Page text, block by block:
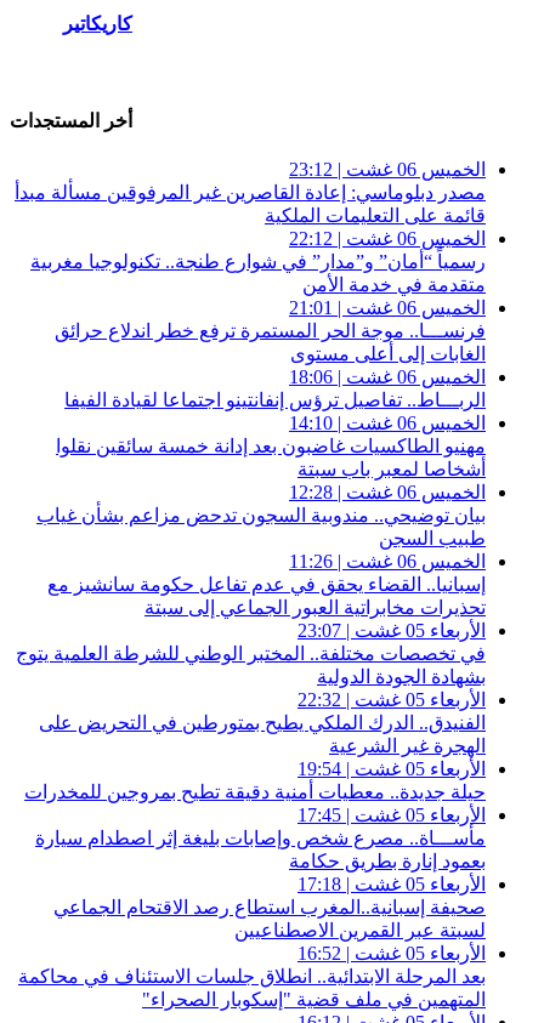
المزيد كاريكاتير
أخر المستجدات
الخميس 06 غشت | 23:12
مصدر دبلوماسي: إعادة القاصرين غير المرفوقين مسألة مبدأ
قائمة على التعليمات الملكية
الخميس 06 غشت | 22:12
رسمياً “أمان” و”مدار” في شوارع طنجة.. تكنولوجيا مغربية
متقدمة في خدمة الأمن
الخميس 06 غشت | 21:01
فرنســـا.. موجة الحر المستمرة ترفع خطر اندلاع حرائق
الغابات إلى أعلى مستوى
الخميس 06 غشت | 18:06
الربـــاط.. تفاصيل ترؤس إنفانتينو اجتماعا لقيادة الفيفا
الخميس 06 غشت | 14:10
مهنيو الطاكسيات غاضبون بعد إدانة خمسة سائقين نقلوا
أشخاصا لمعبر باب سبتة
الخميس 06 غشت | 12:28
بيان توضيحي.. مندوبية السجون تدحض مزاعم بشأن غياب
طبيب السجن
الخميس 06 غشت | 11:26
إسبانيا.. القضاء يحقق في عدم تفاعل حكومة سانشيز مع
تحذيرات مخابراتية العبور الجماعي إلى سبتة
الأربعاء 05 غشت | 23:07
في تخصصات مختلفة.. المختبر الوطني للشرطة العلمية يتوج
بشهادة الجودة الدولية
الأربعاء 05 غشت | 22:32
الفنيدق.. الدرك الملكي يطيح بمتورطين في التحريض على
الهجرة غير الشرعية
الأربعاء 05 غشت | 19:54
حيلة جديدة.. معطيات أمنية دقيقة تطيح بمروجين للمخدرات
الأربعاء 05 غشت | 17:45
مأســـاة.. مصرع شخص وإصابات بليغة إثر اصطدام سيارة
بعمود إنارة بطريق حكامة
الأربعاء 05 غشت | 17:18
صحيفة إسبانية..المغرب استطاع رصد الاقتحام الجماعي
لسبتة عبر القمرين الاصطناعيين
الأربعاء 05 غشت | 16:52
بعد المرحلة الابتدائية.. انطلاق جلسات الاستئناف في محاكمة
المتهمين في ملف قضية "إسكوبار الصحراء"